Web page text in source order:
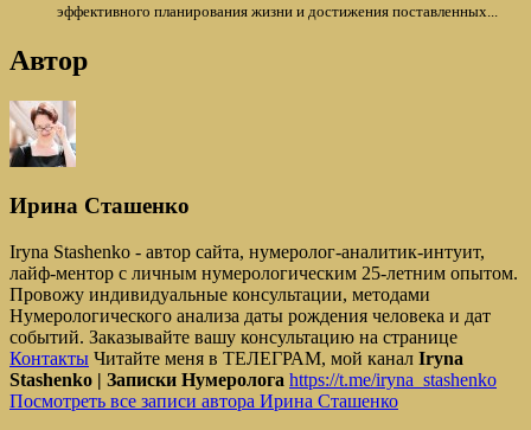
эффективного планирования жизни и достижения поставленных...
Автор
Ирина Сташенко
Iryna Stashenko - автор сайта, нумеролог-аналитик-интуит,
лайф-ментор с личным нумерологическим 25-летним опытом.
Провожу индивидуальные консультации, методами
Нумерологического анализа даты рождения человека и дат
событий. Заказывайте вашу консультацию на странице
Контакты Читайте меня в ТЕЛЕГРАМ, мой канал Iryna
Stashenko | Записки Нумеролога https://t.me/iryna_stashenko
Посмотреть все записи автора Ирина Сташенко